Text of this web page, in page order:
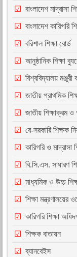
বাংলাদেশ মাদ্রাসা
বাংলাদেশ কারিগরি
বরিশাল শিক্ষা বোর্ড
আনুষ্ঠানিক শিক্ষা
বিশ্ববিদ্যালয় মঞ্জুরী
জাতীয় প্রাথমিক
জাতীয় শিক্ষাক্রম
বে-সরকারি শিক্ষক
কারিগরি ও মাদ্রাসা
বি.সি.এস. সাধারণ
মাধ্যমিক ও উচ্চ
শিক্ষা মন্ত্রণালয়ের
কারিগরি শিক্ষা
শিক্ষক বাতায়ন
ব্যানবেইস